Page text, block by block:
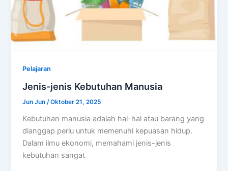
Pelajaran
Jenis-jenis Kebutuhan Manusia
Jun Jun /Oktober 21, 2025
Kebutuhan manusia adalah hal-hal atau barang yang
dianggap perlu untuk memenuhi kepuasan hidup.
Dalam ilmu ekonomi, memahami jenis-jenis
kebutuhan sangat